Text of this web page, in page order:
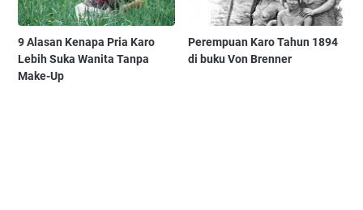
9 Alasan Kenapa Pria Karo
Lebih Suka Wanita Tanpa
Make-Up
Perempuan Karo Tahun 1894
di buku Von Brenner